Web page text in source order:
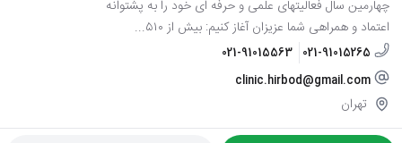
چهارمین سال فعالیتهای علمی و حرفه ای خود را به پشتوانه
اعتماد و همراهی شما عزیزان آغاز کنیم: بیش از ۵۱۰...
021-91015265
021-91015563
clinic.hirbod@gmail.com
تهران